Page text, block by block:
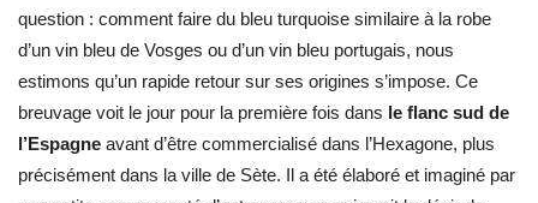
question : comment faire du bleu turquoise similaire à la robe
d’un vin bleu de Vosges ou d’un vin bleu portugais, nous
estimons qu’un rapide retour sur ses origines s’impose. Ce
breuvage voit le jour pour la première fois dans le flanc sud de
l’Espagne avant d’être commercialisé dans l’Hexagone, plus
précisément dans la ville de Sète. Il a été élaboré et imaginé par